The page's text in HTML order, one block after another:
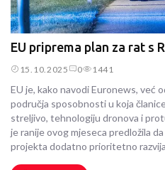
EU priprema plan za rat s
15.10.2025 0 1441
EU je, kako navodi Euronews, već
područja sposobnosti u koja
streljivo, tehnologiju dronova i
je ranije ovog mjeseca predložila
projekta dodatno prioritetno